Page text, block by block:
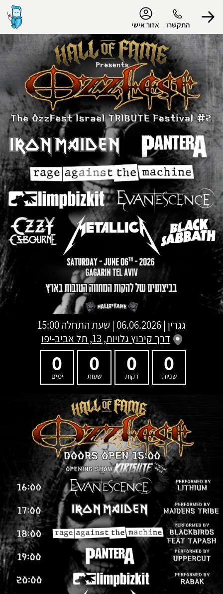
התקשרו אזור אישי
הפרופיל שלי
התנתק
גגרין | 06.06.2026 | שעת התחלה 15:00
דרך קיבוץ גלויות, 13, תל אביב-יפו
0
שניות
0
דקות
0
שעות
0
ימים